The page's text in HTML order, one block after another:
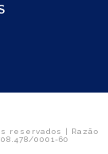
reservados | Razão
0001-60